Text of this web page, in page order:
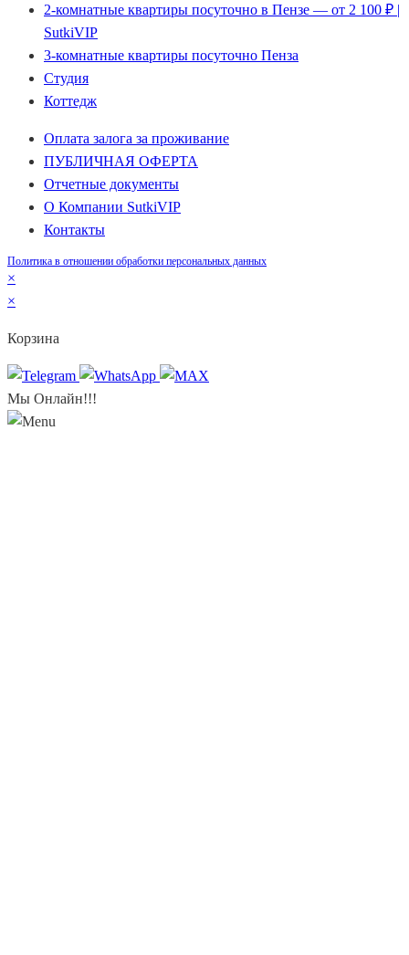
2-комнатные квартиры посуточно в Пензе — от 2 100 ₽ |
SutkiVIP
3-комнатные квартиры посуточно Пенза
Студия
Коттедж
Оплата залога за проживание
ПУБЛИЧНАЯ ОФЕРТА
Отчетные документы
О Компании SutkiVIP
Контакты
Политика в отношении обработки персональных данных
×
×
Корзина
Мы Онлайн!!!